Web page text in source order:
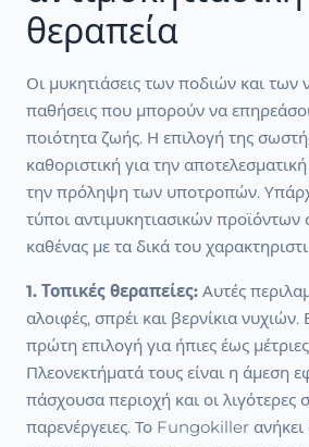
θεραπεία
Οι μυκητιάσεις των ποδιών και των
παθήσεις που μπορούν να
ποιότητα ζωής. Η επιλογή της
καθοριστική για την
την πρόληψη των υποτροπών.
τύποι αντιμυκητιασικών προϊόντων
καθένας με τα δικά του
1. Τοπικές θεραπείες: Αυτές
αλοιφές, σπρέι και βερνίκια νυχιών.
πρώτη επιλογή για ήπιες έως
Πλεονεκτήματά τους είναι η άμεση
πάσχουσα περιοχή και οι λιγότερες
παρενέργειες. Το Fungokiller ανήκει